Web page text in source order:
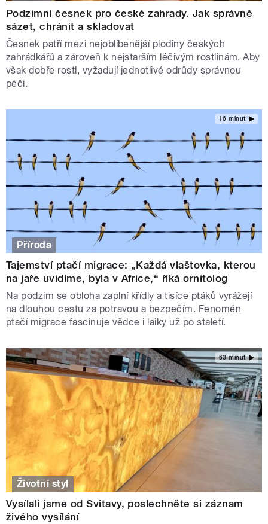
Podzimní česnek pro české zahrady. Jak správně
sázet, chránit a skladovat
Česnek patří mezi nejoblíbenější plodiny českých
zahrádkářů a zároveň k nejstarším léčivým rostlinám. Aby
však dobře rostl, vyžadují jednotlivé odrůdy správnou
péči.
16 minut
Příroda
Tajemství ptačí migrace: „Každá vlaštovka, kterou
na jaře uvidíme, byla v Africe,“ říká ornitolog
Na podzim se obloha zaplní křídly a tisíce ptáků vyrážejí
na dlouhou cestu za potravou a bezpečím. Fenomén
ptačí migrace fascinuje vědce i laiky už po staletí.
63 minut
Životní styl
Vysílali jsme od Svitavy, poslechněte si záznam
živého vysílání